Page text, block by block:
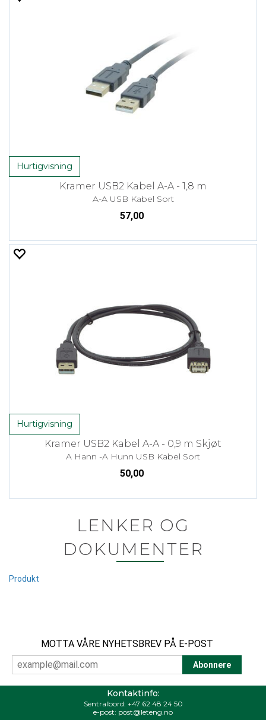
Hurtigvisning
Kramer USB2 Kabel A-A - 1,8 m
A-A USB Kabel Sort
57,00
Hurtigvisning
Kramer USB2 Kabel A-A - 0,9 m Skjøt
A Hann -A Hunn USB Kabel Sort
50,00
LENKER OG
DOKUMENTER
Produkt
MOTTA VÅRE NYHETSBREV PÅ E-POST
Kontaktinfo:
Sentralbord: +47 62 48 24 50
e-post: post@leteng.no